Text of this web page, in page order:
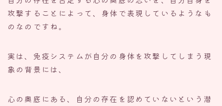
攻撃することによって、身体で表現しているようなも
のなのですね。
実は、免疫システムが自分の身体を攻撃してしまう現
象の背景には、
心の奥底にある、自分の存在を認めていないという潜